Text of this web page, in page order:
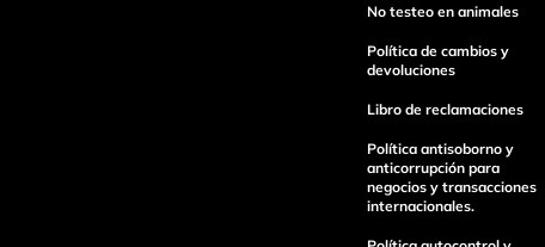
Enviar Comentario
No testeo en animales
Política de cambios y
devoluciones
Libro de reclamaciones
Política antisoborno y
anticorrupción para
negocios y transacciones
internacionales.